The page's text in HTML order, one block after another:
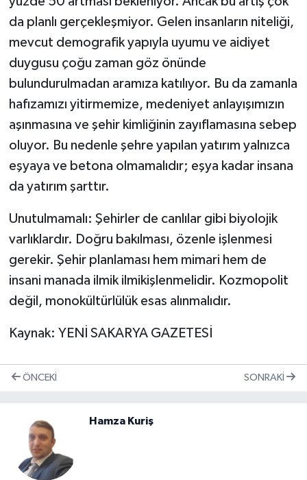
da planlı gerçekleşmiyor. Gelen insanların niteliği,
mevcut demografik yapıyla uyumu ve aidiyet
duygusu çoğu zaman göz önünde
bulundurulmadan aramıza katılıyor. Bu da zamanla
hafızamızı yitirmemize, medeniyet anlayışımızın
aşınmasına ve şehir kimliğinin zayıflamasına sebep
oluyor. Bu nedenle şehre yapılan yatırım yalnızca
eşyaya ve betona olmamalıdır; eşya kadar insana
da yatırım şarttır.
Unutulmamalı: Şehirler de canlılar gibi biyolojik
varlıklardır. Doğru bakılması, özenle işlenmesi
gerekir. Şehir planlaması hem mimari hem de
insani manada ilmik ilmikişlenmelidir. Kozmopolit
değil, monokültürlülük esas alınmalıdır.
Kaynak: YENİ SAKARYA GAZETESİ
ÖNCEKI SONRAKI
Hamza Kuriş